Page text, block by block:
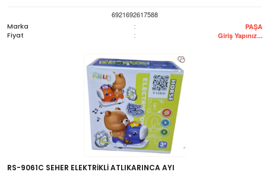
6921692617588
Marka
: PAŞA
Fiyat : Giriş Yapınız...
RS-9061C SEHER ELEKTRİKLİ ATLIKARINCA AYI